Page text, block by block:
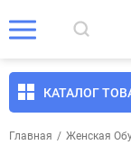
КАТАЛОГ
Главная / Женская